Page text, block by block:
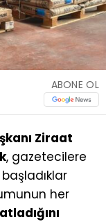
ABONE OL
Ziraat
, gazetecilere
başladıklar
her